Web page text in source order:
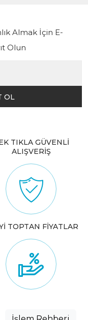
Almak İçin E-
Olun
OL
TIKLA GÜVENLİ
ALIŞVERİŞ
TOPTAN FİYATLAR